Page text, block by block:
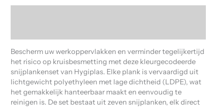
Bescherm uw werkoppervlakken en verminder tegelijkertijd
het risico op kruisbesmetting met deze kleurgecodeerde
snijplankenset van Hygiplas. Elke plank is vervaardigd uit
lichtgewicht polyethyleen met lage dichtheid (LDPE), wat
het gemakkelijk hanteerbaar maakt en eenvoudig te
reinigen is. De set bestaat uit zeven snijplanken, elk direct